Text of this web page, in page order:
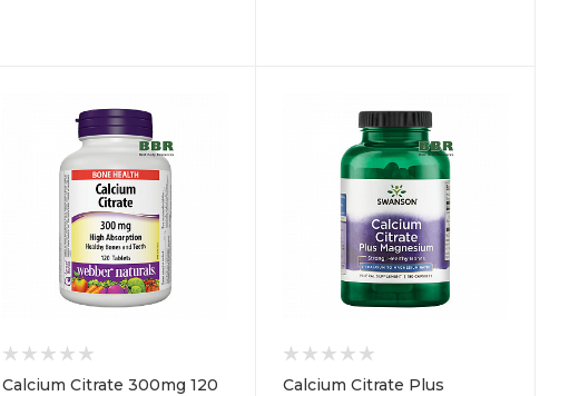
Calcium Citrate 300mg 120
Calcium Citrate Plus